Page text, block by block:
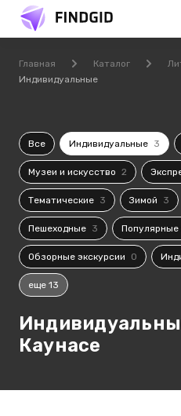
Главная Каталог
Индивидуальные
Все Индивидуальные 3
Музеи и искусство 2
Тематические 3 Зимой 3
Пешеходные 3 Популярные
Обзорные экскурсии 0
еще 13
Каунасе